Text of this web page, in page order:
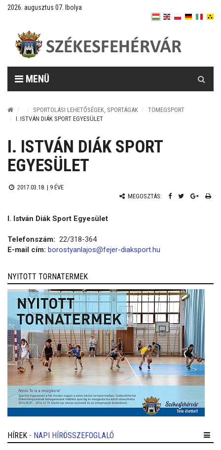
2026. augusztus 07. Ibolya
MENÜ
SPORTOLÁSI LEHETŐSÉGEK, SPORTÁGAK
TÖMEGSPORT
I. ISTVÁN DIÁK SPORT EGYESÜLET
I. ISTVÁN DIÁK SPORT
EGYESÜLET
2017.03.18. | 9 ÉVE
MEGOSZTÁS:
I. István Diák Sport Egyesület
Telefonszám: 22/318-364
E-mail cím: borostyanlajos@fejer-diaksport.hu
NYITOTT TORNATERMEK
HÍREK - NAPI HÍRÖSSZEFOGLALÓ